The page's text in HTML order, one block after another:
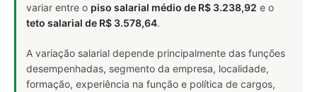
variar entre o piso salarial médio de R$ 3.238,92 e o
teto salarial de R$ 3.578,64.
A variação salarial depende principalmente das funções
desempenhadas, segmento da empresa, localidade,
formação, experiência na função e política de cargos,